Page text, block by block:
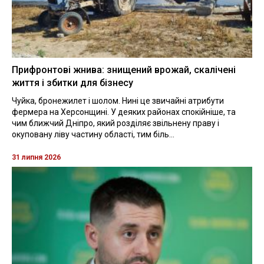
Прифронтові жнива: знищений врожай, скалічені
життя і збитки для бізнесу
Чуйка, бронежилет і шолом. Нині це звичайні атрибути
фермера на Херсонщині. У деяких районах спокійніше, та
чим ближчий Дніпро, який розділяє звільнену праву і
окуповану ліву частину області, тим біль...
31 липня 2026